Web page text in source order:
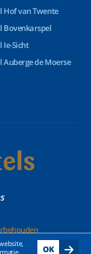
OK
Hof van Twente
Bovenkarspel
Ie-Sicht
Auberge de Moerse